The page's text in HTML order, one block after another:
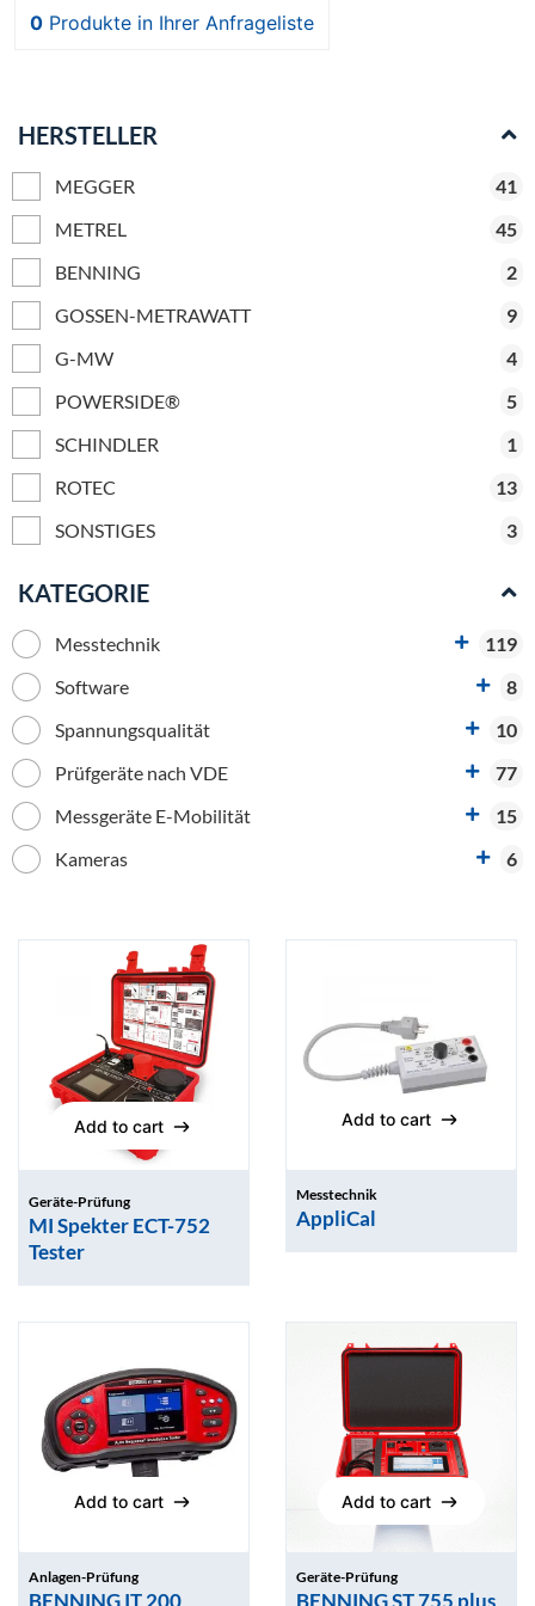
0 Produkte in Ihrer Anfrageliste
HERSTELLER
MEGGER
41
METREL
45
BENNING
2
GOSSEN-METRAWATT
9
G-MW
4
POWERSIDE®
5
SCHINDLER
1
ROTEC
13
SONSTIGES
3
KATEGORIE
Messtechnik
119
Software
8
Spannungsqualität
10
Prüfgeräte nach VDE
77
Messgeräte E-Mobilität
15
Kameras
6
Add to cart
Add to cart
Geräte-Prüfung
MI Spekter ECT-752
Tester
Add to cart
Messtechnik
AppliCal
Add to cart
Anlagen-Prüfung
BENNING IT 200
Add to cart
Add to cart
Geräte-Prüfung
BENNING ST 755 plus